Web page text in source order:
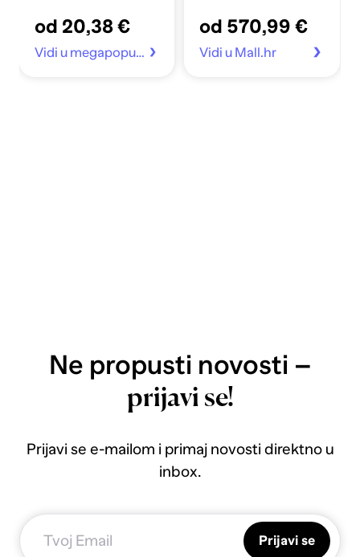
od 20,38 €
Vidi u megapopust.hr
with Starlight Sport
Band S/M
od 570,99 €
Vidi u Mall.hr
Ne propusti novosti –
prijavi se!
Prijavi se e-mailom i primaj novosti direktno u
inbox.
Prijavi se